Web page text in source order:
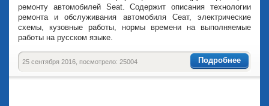
ремонту автомобилей Seat. Содержит описания технологии
ремонта и обслуживания автомобиля Сеат, электрические
схемы, кузовные работы, нормы времени на выполняемые
работы на русском языке.
Подробнее
25 сентября 2016, посмотрело: 25004